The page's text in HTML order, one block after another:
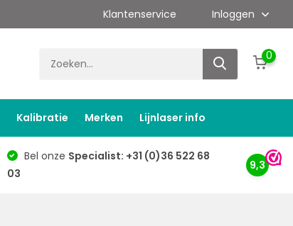
Klantenservice Inloggen
0
Kalibratie Merken Lijnlaser info
Bel onze Specialist: +31 (0)36 522 68
03
9,3